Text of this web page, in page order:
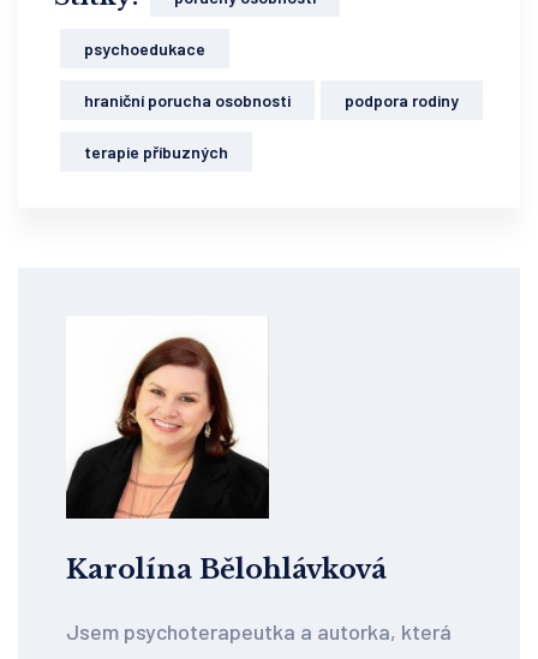
psychoedukace
hraniční porucha osobnosti podpora rodiny
terapie příbuzných
Karolína Bělohlávková
Jsem psychoterapeutka a autorka, která